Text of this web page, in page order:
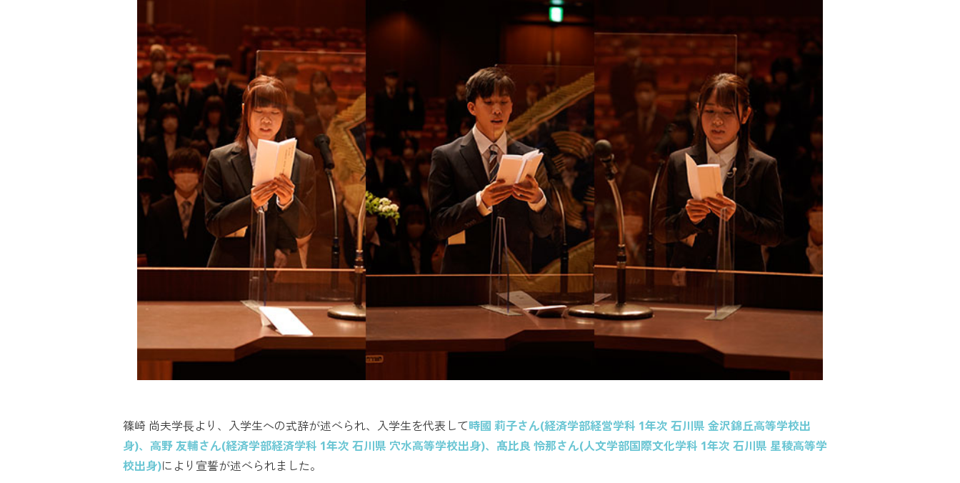
篠崎 尚夫学⻑より、入学生への式辞が述べられ、入学生を代表して時國 莉子さん(経済学部経営学科 1年次 石川県 金沢錦丘高等学校出
身)、高野 友輔さん(経済学部経済学科 1年次 石川県 穴水高等学校出身)、髙比良 怜那さん(人文学部国際文化学科 1年次 石川県 星稜高等学
校出身)により宣誓が述べられました。